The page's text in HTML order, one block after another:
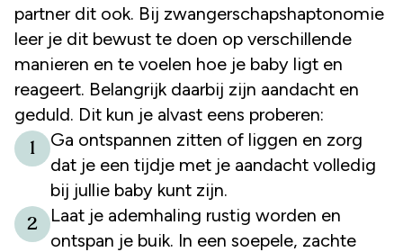
partner dit ook. Bij zwangerschapshaptonomie
leer je dit bewust te doen op verschillende
manieren en te voelen hoe je baby ligt en
reageert. Belangrijk daarbij zijn aandacht en
geduld. Dit kun je alvast eens proberen:
1
Ga ontspannen zitten of liggen en zorg
dat je een tijdje met je aandacht volledig
bij jullie baby kunt zijn.
2
Laat je ademhaling rustig worden en
ontspan je buik. In een soepele, zachte